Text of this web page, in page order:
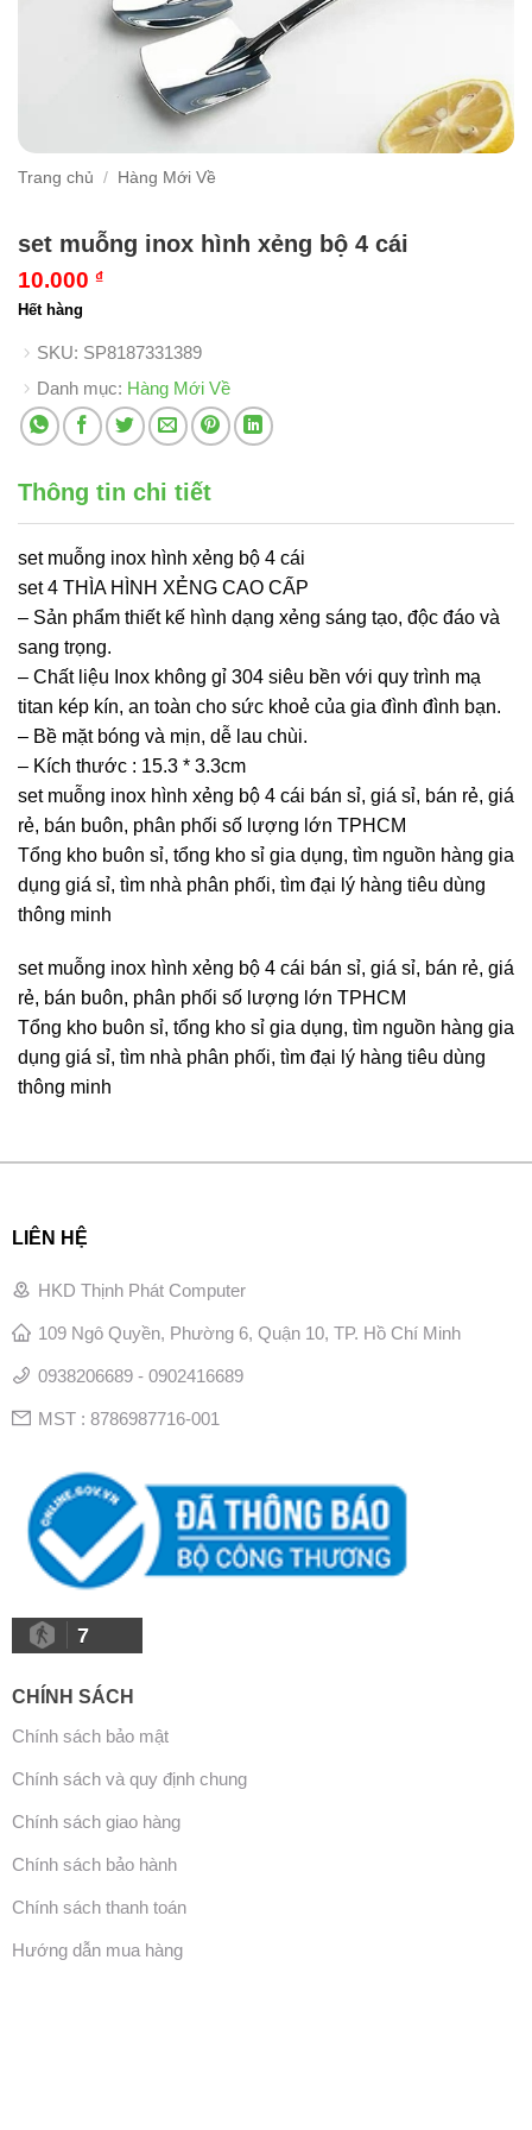
Trang chủ / Hàng Mới Về
set muỗng inox hình xẻng bộ 4 cái
10.000 ₫
Hết hàng
SKU: SP8187331389
Danh mục: Hàng Mới Về
Thông tin chi tiết
set muỗng inox hình xẻng bộ 4 cái
set 4 THÌA HÌNH XẺNG CAO CẤP
– Sản phẩm thiết kế hình dạng xẻng sáng tạo, độc đáo và
sang trọng.
– Chất liệu Inox không gỉ 304 siêu bền với quy trình mạ
titan kép kín, an toàn cho sức khoẻ của gia đình đình bạn.
– Bề mặt bóng và mịn, dễ lau chùi.
– Kích thước : 15.3 * 3.3cm
set muỗng inox hình xẻng bộ 4 cái bán sỉ, giá sỉ, bán rẻ, giá
rẻ, bán buôn, phân phối số lượng lớn TPHCM
Tổng kho buôn sỉ, tổng kho sỉ gia dụng, tìm nguồn hàng gia
dụng giá sỉ, tìm nhà phân phối, tìm đại lý hàng tiêu dùng
thông minh
set muỗng inox hình xẻng bộ 4 cái bán sỉ, giá sỉ, bán rẻ, giá
rẻ, bán buôn, phân phối số lượng lớn TPHCM
Tổng kho buôn sỉ, tổng kho sỉ gia dụng, tìm nguồn hàng gia
dụng giá sỉ, tìm nhà phân phối, tìm đại lý hàng tiêu dùng
thông minh
LIÊN HỆ
HKD Thịnh Phát Computer
109 Ngô Quyền, Phường 6, Quận 10, TP. Hồ Chí Minh
0938206689 - 0902416689
MST : 8786987716-001
7
CHÍNH SÁCH
Chính sách bảo mật
Chính sách và quy định chung
Chính sách giao hàng
Chính sách bảo hành
Chính sách thanh toán
Hướng dẫn mua hàng